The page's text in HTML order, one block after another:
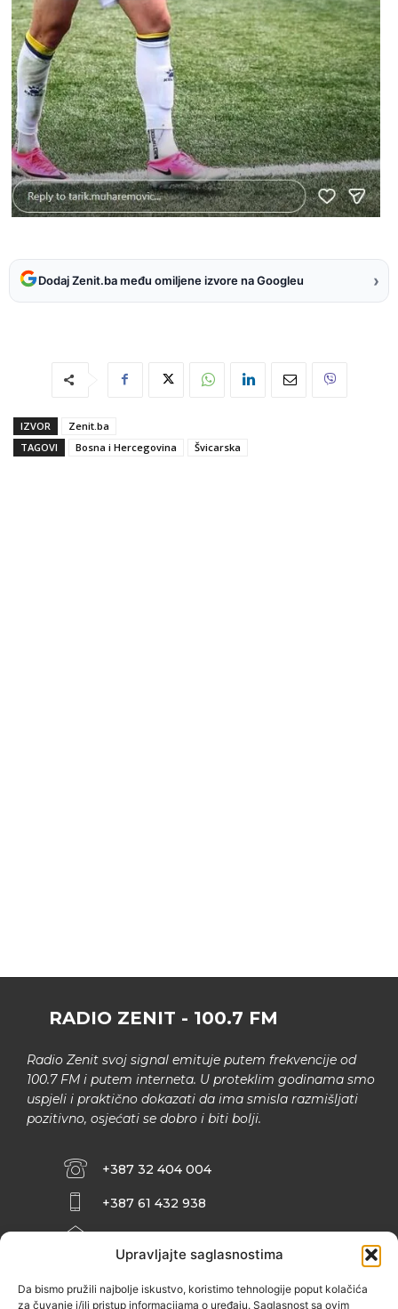
Upravljajte saglasnostima
Da bismo pružili najbolje iskustvo, koristimo tehnologije poput kolačića
za čuvanje i/ili pristup informacijama o uređaju. Saglasnost sa ovim
Dodaj Zenit.ba među omiljene izvore na Googleu ›
IZVOR
Zenit.ba
TAGOVI
Bosna i Hercegovina Švicarska
RADIO ZENIT - 100.7 FM
Radio Zenit svoj signal emituje putem frekvencije od
100.7 FM i putem interneta. U proteklim godinama smo
uspjeli i praktično dokazati da ima smisla razmišljati
pozitivno, osjećati se dobro i biti bolji.
+387 32 404 004
+387 61 432 938
INFO@ZENIT.BA
ZENIČANKA, 3. SPRAT), 72000 ZENICA